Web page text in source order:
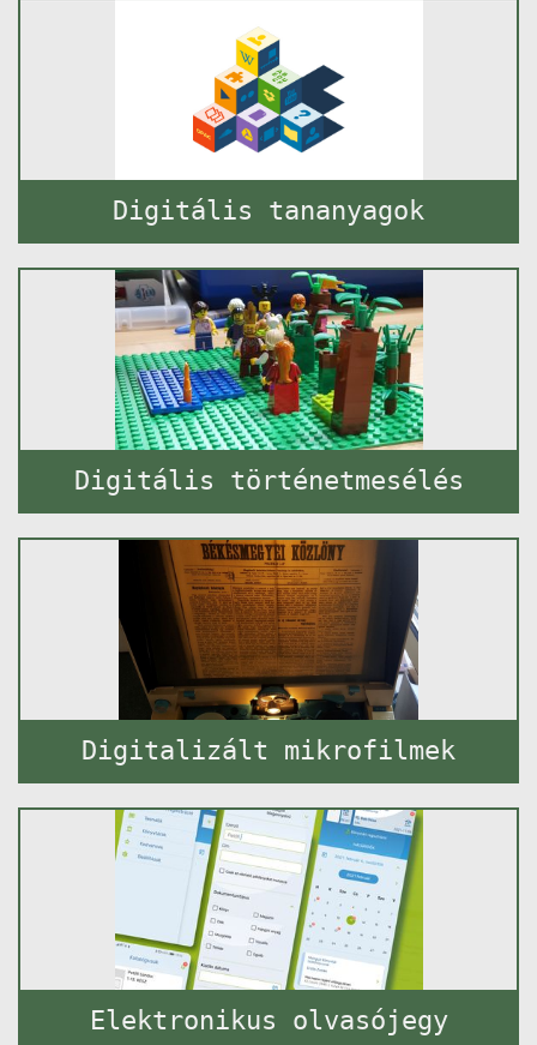
Digitális tananyagok
Digitális történetmesélés
Digitalizált mikrofilmek
Elektronikus olvasójegy